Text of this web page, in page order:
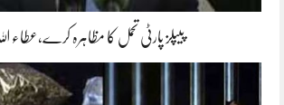
پیپلز پارٹی تحمل کا مظاہرہ کرے،عطاء